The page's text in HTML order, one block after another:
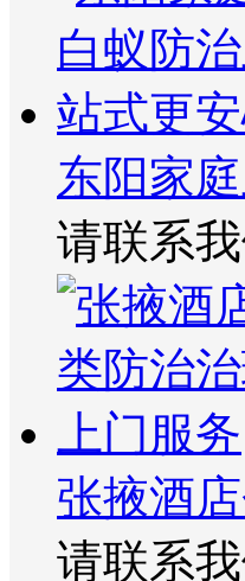
东阳家
请联系
张掖酒
请联系